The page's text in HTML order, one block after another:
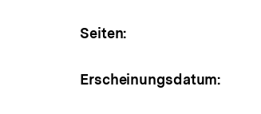
Seiten:
Erscheinungsdatum: